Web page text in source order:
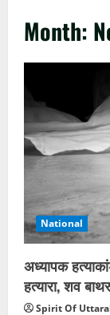
Month:
National
अध्यापक
हत्यारा, शव
Spirit Of